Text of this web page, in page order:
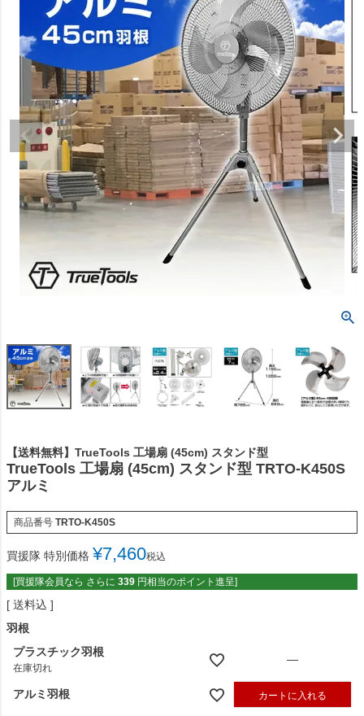
【送料無料】TrueTools 工場扇 (45cm) スタンド型
TrueTools 工場扇 (45cm) スタンド型 TRTO-K450S
アルミ
商品番号 TRTO-K450S
買援隊 特別価格 ¥7,460税込
[買援隊会員なら さらに 339 円相当のポイント進呈]
送料込
羽根
プラスチック羽根
在庫切れ
—
アルミ羽根 カートに入れる